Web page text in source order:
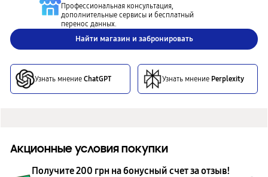
Профессиональная консультация,
дополнительные сервисы и бесплатный
перенос данных.
Найти магазин и забронировать
Узнать мнение ChatGPT Узнать мнение Perplexity
Акционные условия покупки
Получите 200 грн на бонусный счет за отзыв!